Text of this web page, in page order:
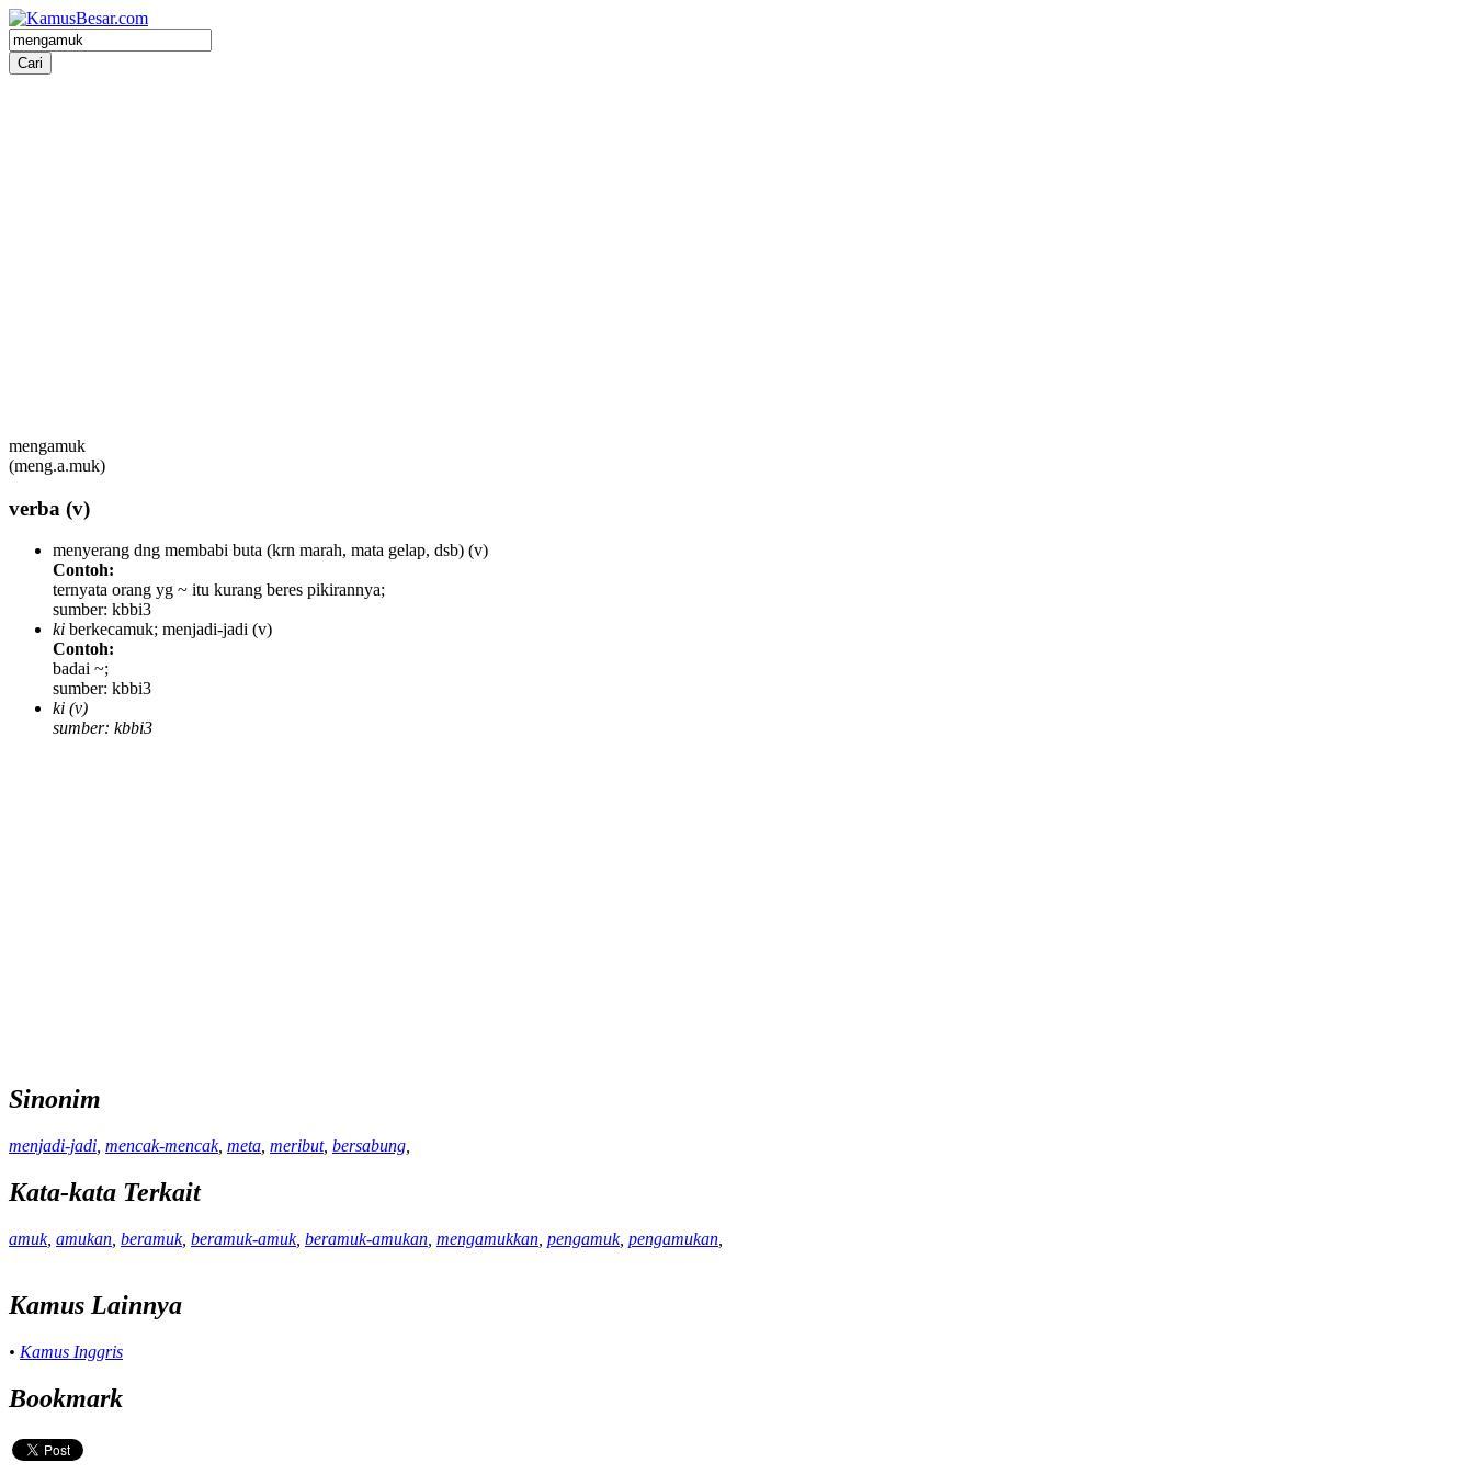
mengamuk
(meng.a.muk)
verba (v)
menyerang dng membabi buta (krn marah, mata gelap, dsb) (v)
Contoh:
ternyata orang yg ~ itu kurang beres pikirannya;
sumber: kbbi3
ki berkecamuk; menjadi-jadi (v)
Contoh:
badai ~;
sumber: kbbi3
ki (v)
sumber: kbbi3
Sinonim
menjadi-jadi mencak-mencak, meta meribut, bersabung
Kata-kata Terkait
amuk, amukan beramuk, beramuk-amuk, beramuk-amukan mengamukkan pengamuk, pengamukan
Kamus Lainnya
• Kamus Inggris
Bookmark